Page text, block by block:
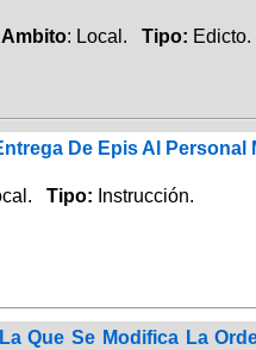
Ambito: Local. Tipo: Edicto.
De Epis Al
Tipo: Instrucción.
Que Se Modifica La